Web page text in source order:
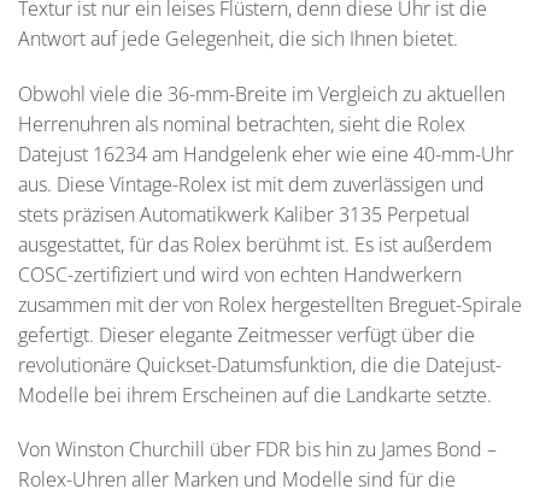
Textur ist nur ein leises Flüstern, denn diese Uhr ist die
Antwort auf jede Gelegenheit, die sich Ihnen bietet.
Obwohl viele die 36-mm-Breite im Vergleich zu aktuellen
Herrenuhren als nominal betrachten, sieht die Rolex
Datejust 16234 am Handgelenk eher wie eine 40-mm-Uhr
aus. Diese Vintage-Rolex ist mit dem zuverlässigen und
stets präzisen Automatikwerk Kaliber 3135 Perpetual
ausgestattet, für das Rolex berühmt ist. Es ist außerdem
COSC-zertifiziert und wird von echten Handwerkern
zusammen mit der von Rolex hergestellten Breguet-Spirale
gefertigt. Dieser elegante Zeitmesser verfügt über die
revolutionäre Quickset-Datumsfunktion, die die Datejust-
Modelle bei ihrem Erscheinen auf die Landkarte setzte.
Von Winston Churchill über FDR bis hin zu James Bond –
Rolex-Uhren aller Marken und Modelle sind für die